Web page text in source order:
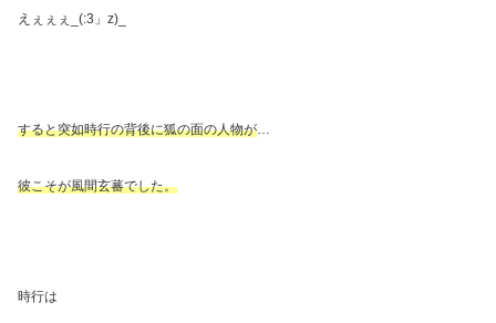
えぇぇぇ _(:3 」 z)_
すると突如時行の背後に狐の面の人物が…
彼こそが風間玄蕃でした。
時行は